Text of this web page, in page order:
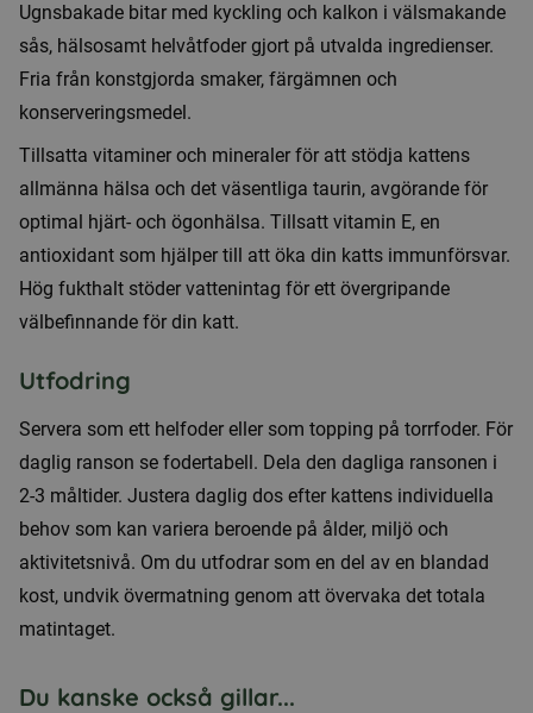
äldre
katter
mängd
Ugnsbakade bitar med kyckling och kalkon i välsmakande
sås, hälsosamt helvåtfoder gjort på utvalda ingredienser.
Fria från konstgjorda smaker, färgämnen och
konserveringsmedel.
Tillsatta vitaminer och mineraler för att stödja kattens
allmänna hälsa och det väsentliga taurin, avgörande för
optimal hjärt- och ögonhälsa. Tillsatt vitamin E, en
antioxidant som hjälper till att öka din katts immunförsvar.
Hög fukthalt stöder vattenintag för ett övergripande
välbefinnande för din katt.
Utfodring
Servera som ett helfoder eller som topping på torrfoder. För
daglig ranson se fodertabell. Dela den dagliga ransonen i
2-3 måltider. Justera daglig dos efter kattens individuella
behov som kan variera beroende på ålder, miljö och
aktivitetsnivå. Om du utfodrar som en del av en blandad
kost, undvik övermatning genom att övervaka det totala
matintaget.
Du kanske också gillar...